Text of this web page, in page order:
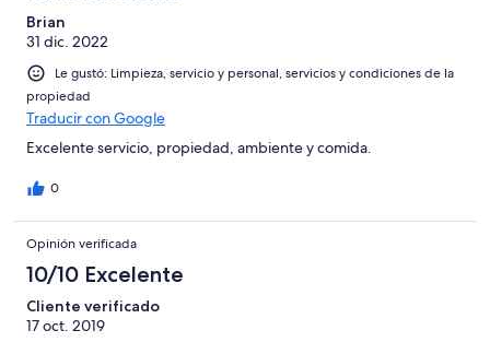
Brian
31 dic. 2022
Le gustó: Limpieza, servicio y personal, servicios y condiciones de la
propiedad
Traducir con Google
Excelente servicio, propiedad, ambiente y comida.
0
Opinión verificada
10/10 Excelente
Cliente verificado
17 oct. 2019